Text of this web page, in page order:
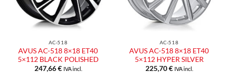
AC-518
AVUS AC-518 8×18 ET40
5×112 BLACK POLISHED
247,66€ IVA incl.
AC-518
AVUS AC-518 8×18 ET40
5×112 HYPER SILVER
225,70€ IVA incl.